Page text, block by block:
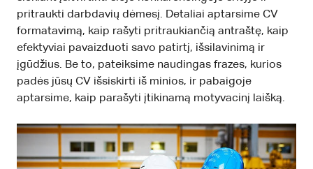
pritraukti darbdavių dėmesį. Detaliai aptarsime CV
formatavimą, kaip rašyti pritraukiančią antraštę, kaip
efektyviai pavaizduoti savo patirtį, išsilavinimą ir
įgūdžius. Be to, pateiksime naudingas frazes, kurios
padės jūsų CV išsiskirti iš minios, ir pabaigoje
aptarsime, kaip parašyti įtikinamą motyvacinį laišką.